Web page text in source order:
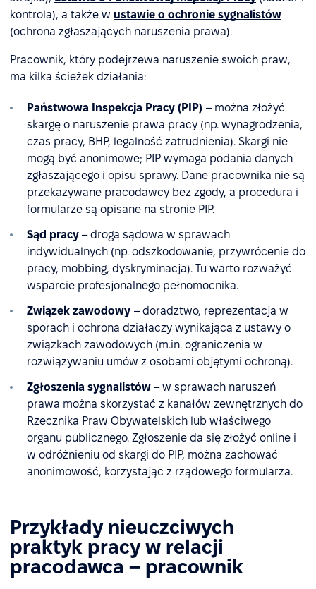
kontrola), a także w ustawie o ochronie sygnalistów
(ochrona zgłaszających naruszenia prawa).
Pracownik, który podejrzewa naruszenie swoich praw,
ma kilka ścieżek działania:
Państwowa Inspekcja Pracy (PIP) – można złożyć
skargę o naruszenie prawa pracy (np. wynagrodzenia,
czas pracy, BHP, legalność zatrudnienia). Skargi nie
mogą być anonimowe; PIP wymaga podania danych
zgłaszającego i opisu sprawy. Dane pracownika nie są
przekazywane pracodawcy bez zgody, a procedura i
formularze są opisane na stronie PIP.
Sąd pracy – droga sądowa w sprawach
indywidualnych (np. odszkodowanie, przywrócenie do
pracy, mobbing, dyskryminacja). Tu warto rozważyć
wsparcie profesjonalnego pełnomocnika.
Związek zawodowy – doradztwo, reprezentacja w
sporach i ochrona działaczy wynikająca z ustawy o
związkach zawodowych (m.in. ograniczenia w
rozwiązywaniu umów z osobami objętymi ochroną).
Zgłoszenia sygnalistów – w sprawach naruszeń
prawa można skorzystać z kanałów zewnętrznych do
Rzecznika Praw Obywatelskich lub właściwego
organu publicznego. Zgłoszenie da się złożyć online i
w odróżnieniu od skargi do PIP, można zachować
anonimowość, korzystając z rządowego formularza.
Przykłady nieuczciwych
praktyk pracy w relacji
pracodawca – pracownik